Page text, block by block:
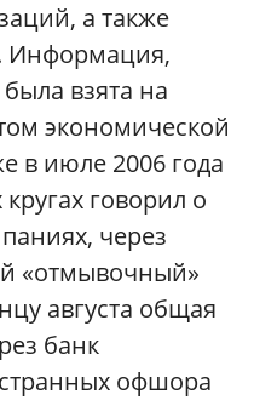
а также
Информация,
взята на
экономической
в июле 2006 года
говорил о
через
«отмывочный»
августа общая
банк
офшора